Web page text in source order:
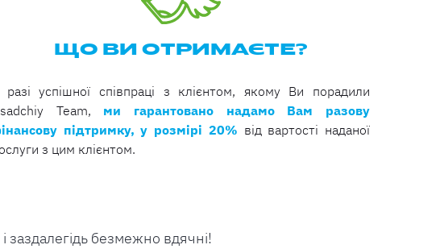
ЩО ВИ ОТРИМАЄТЕ?
успішної співпраці з клієнтом, якому Ви порадили
Team, ми гарантовано надамо Вам разову
підтримку, у розмірі 20% від вартості наданої
з цим клієнтом.
безмежно вдячні!